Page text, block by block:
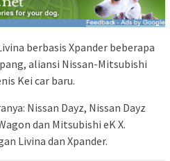
berbasis Xpander beberapa
aliansi Nissan-Mitsubishi
Kei car baru.
Nissan Dayz, Nissan Dayz
dan Mitsubishi eK X.
Livina dan Xpander.